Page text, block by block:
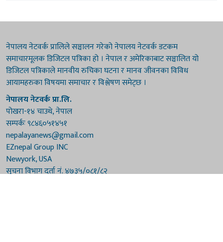
नेपालय नेटवर्क प्रालिले सञ्चालन गरेको नेपालय नेटवर्क डटकम
समाचारमूलक डिजिटल पत्रिका हो । नेपाल र अमेरिकाबाट सञ्चालित यो
डिजिटल पत्रिकाले मानवीय रुचिका घटना र मानव जीवनका विविध
आयामहरुका विषयमा समाचार र विश्लेषण समेट्छ ।
नेपालय नेटवर्क प्रा.लि.
पोखरा-१४ चाउथे, नेपाल
सम्पर्कः ९८४६०५१४५१
nepalayanews@gmail.com
EZnepal Group INC
Newyork, USA
सूचना विभाग दर्ता नं. ४७३५/०८१/८२